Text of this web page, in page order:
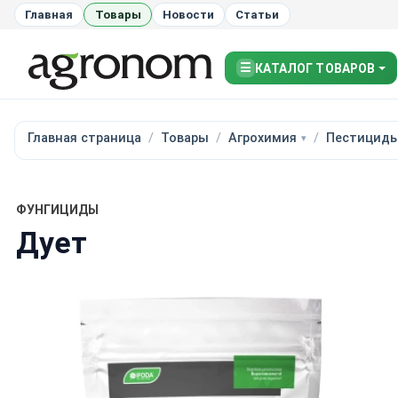
Главная Товары Новости Статьи
☰ КАТАЛОГ ТОВАРОВ
Главная страница Товары Агрохимия
ФУНГИЦИДЫ
Дует